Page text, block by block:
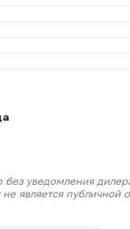
без уведомления
является публичной